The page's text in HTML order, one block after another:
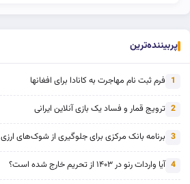
پربیننده‌ترین
1 فرم ثبت نام مهاجرت به کانادا برای افغانها
2 ترویج قمار و فساد یک بازی آنلاین ایرانی
3 برنامه بانک مرکزی برای جلوگیری از شوک‌های ارزی
4 آیا واردات رنو در ۱۴۰۳ از تحریم خارج شده است؟